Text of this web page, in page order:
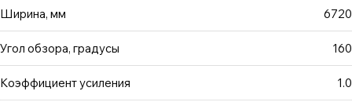
Ширина, мм 6720
Угол обзора, градусы 160
Коэффициент усиления 1.0